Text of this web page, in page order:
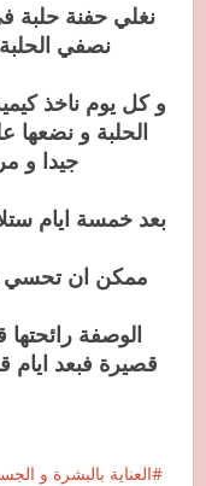
نغلي حفنة حلبة
نصفي
و كل يوم ناخذ
الحلبة و
جيدا و
بعد خمسة ايام
ممكن ان تحسي
الوصفة
قصيرة فبعد
العناية بالبشرة و